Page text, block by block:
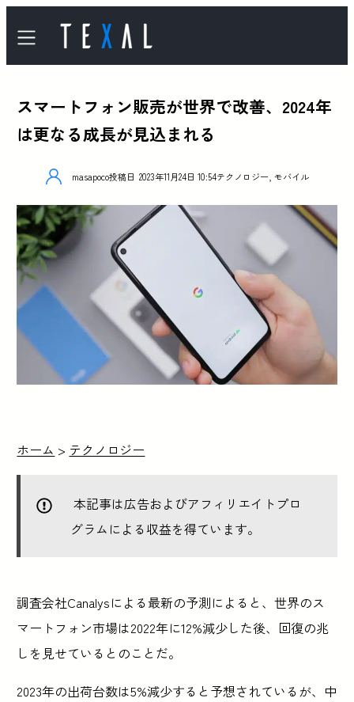
スマートフォン販売が世界で改善、2024年
は更なる成長が見込まれる
masapoco投稿日 2023年11月24日 10:54テクノロジー モバイル
ホーム > テクノロジー
本記事は広告およびアフィリエイトプロ
グラムによる収益を得ています。
調査会社Canalysによる最新の予測によると、世界のス
マートフォン市場は2022年に12%減少した後、回復の兆
しを見せているとのことだ。
2023年の出荷台数は5%減少すると予想されているが、中